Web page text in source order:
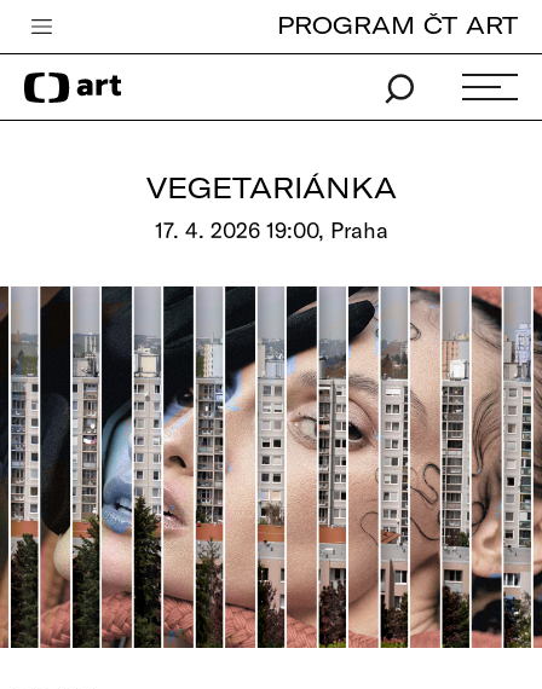
Česká televize
Zpravodajství
Pro děti
edu
Vše o ČT
PROGRAM ČT ART
VEGETARIÁNKA
17. 4. 2026 19:00, Praha